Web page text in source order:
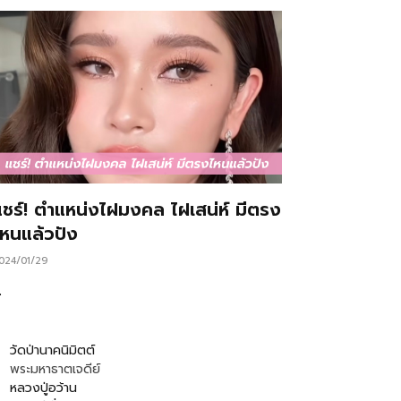
ร์! ตำแหน่งไฝมงคล ไฝเสน่ห์ มีตรง
นแล้วปัง
01/29
วัดป่านาคนิมิตต์
พระมหาธาตเจดีย์
หลวงปู่อว้าน